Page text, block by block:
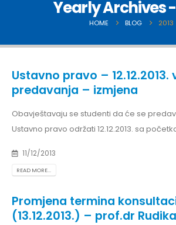
Yearly Archives -
HOME BLOG 2013
Ustavno pravo – 12.12.2013.
predavanja – izmjena
Obavještavaju se studenti da će se
Ustavno pravo održati 12.12.2013. sa
11/12/2013
READ MORE...
Promjena termina
(13.12.2013.) – prof.dr